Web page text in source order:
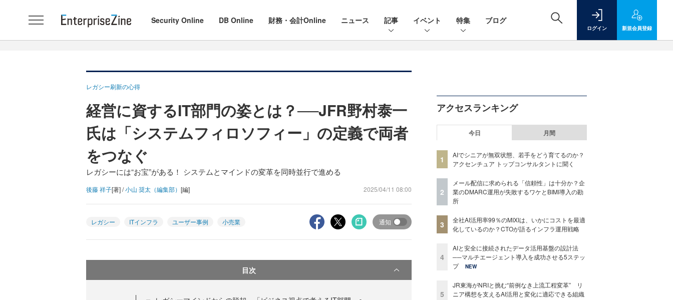
Security Online DB Online 財務・会計Online ニュース 記事 イベント 特集 ブログ
ログイン 新規会員登録
レガシー刷新の心得
経営に資するIT部門の姿とは？──JFR野村泰一
氏は「システムフィロソフィー」の定義で両者
をつなぐ
レガシーには“お宝”がある！ システムとマインドの変革を同時並行で進める
後藤 祥子[著] /小山 奨太（編集部） [編] 2025/04/11 08:00
レガシー ITインフラ ユーザー事例 小売業 通知
目次
アクセスランキング
今日 月間
1
AIでシニアが無双状態、若手をどう育てるのか？
アクセンチュア トップコンサルタントに聞く
2
メール配信に求められる「信頼性」は十分か？企
業のDMARC運用が失敗するワケとBIMI導入の勘
所
3
全社AI活用率99％のMIXIは、いかにコストを最適
化しているのか？CTOが語るインフラ運用戦略
4
AIと安全に接続されたデータ活用基盤の設計法
──マルチエージェント導入を成功させる5ステッ
プ
NEW
5
JR東海がNRIと挑む“前例なき上流工程変革” リ
ニア構想を支えるAI活用と変化に適応できる組織